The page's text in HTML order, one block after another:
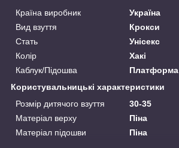
Країна виробник
Україна
Вид взуття
Крокси
Стать
Унісекс
Колір
Хакі
Каблук/Підошва
Платформа
Користувальницькі характеристики
Розмір дитячого взуття
30-35
Матеріал верху
Піна
Матеріал підошви
Піна